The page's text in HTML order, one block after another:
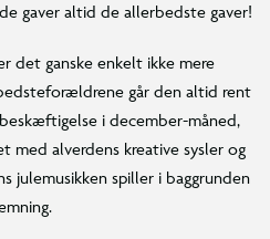
gaver altid de allerbedste gaver!
det ganske enkelt ikke mere
går den altid rent
i december-måned,
med alverdens kreative sysler og
julemusikken spiller i baggrunden